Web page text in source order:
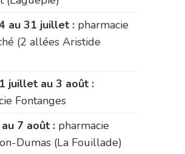
au 31 juillet : pharmacie
(2 allées Aristide
juillet au 3 août :
Fontanges
7 août : pharmacie
Dumas (La Fouillade)